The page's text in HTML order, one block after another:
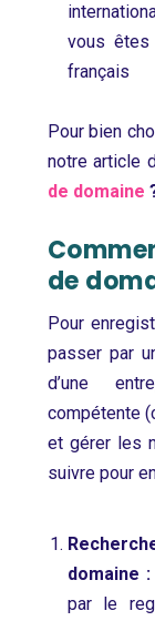
vous êtes
français
Pour bien
notre article
de domaine
de
Pour
passer par
d’une
compétente
et gérer les
suivre pour
domaine :
par le